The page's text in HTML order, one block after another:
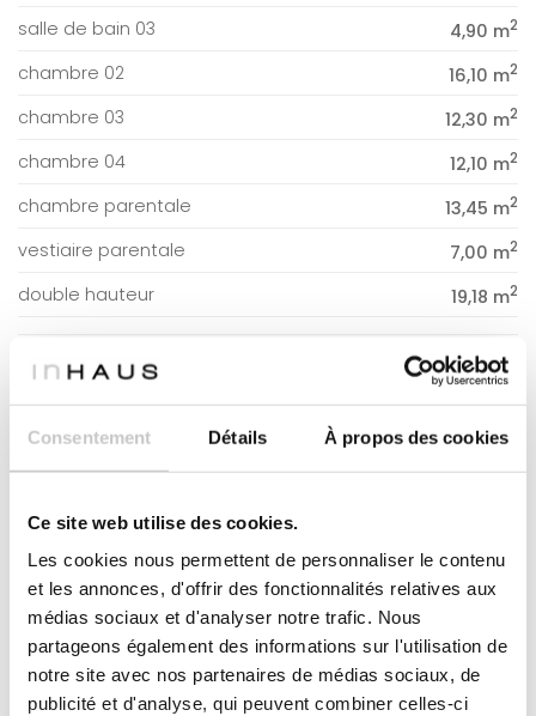
Consentement Détails À propos des cookies
Ce site web utilise des cookies.
Les cookies nous permettent de personnaliser le contenu
et les annonces, d'offrir des fonctionnalités relatives aux
médias sociaux et d'analyser notre trafic. Nous
partageons également des informations sur l'utilisation de
notre site avec nos partenaires de médias sociaux, de
publicité et d'analyse, qui peuvent combiner celles-ci
salle de bain 03 4,90 m2
chambre 02 16,10 m2
chambre 03 12,30 m2
chambre 04 12,10 m2
chambre parentale 13,45 m2
vestiaire parentale 7,00 m2
double hauteur 19,18 m2
TERRASSE 14,45 m
terrasse 01 12,70 m
terrasse 02 1,75 m
LOGEMENT 255,05 m
14,45 m
REZ-DE-CHAUSSÉE